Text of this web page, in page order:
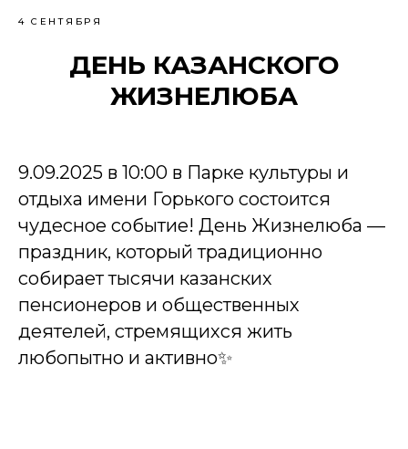
4 СЕНТЯБРЯ
ДЕНЬ КАЗАНСКОГО
ЖИЗНЕЛЮБА
9.09.2025 в 10:00 в Парке культуры и
отдыха имени Горького состоится
чудесное событие! День Жизнелюба —
праздник, который традиционно
собирает тысячи казанских
пенсионеров и общественных
деятелей, стремящихся жить
любопытно и активно✨